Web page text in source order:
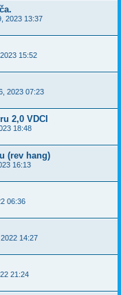
2023 13:37
15:52
2023 07:23
2,0 VDCI
18:48
(rev hang)
16:13
06:36
14:27
21:24